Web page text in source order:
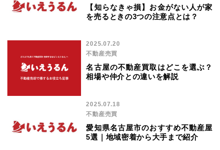
【知らなきゃ損】お金がない人が家
を売るときの3つの注意点とは？
名古屋の不動産買取はどこを選ぶ？
相場や仲介との違いを解説
2025.07.20
不動産売買
愛知県名古屋市のおすすめ不動産屋
5選｜地域密着から大手まで紹介
2025.07.18
不動産売買